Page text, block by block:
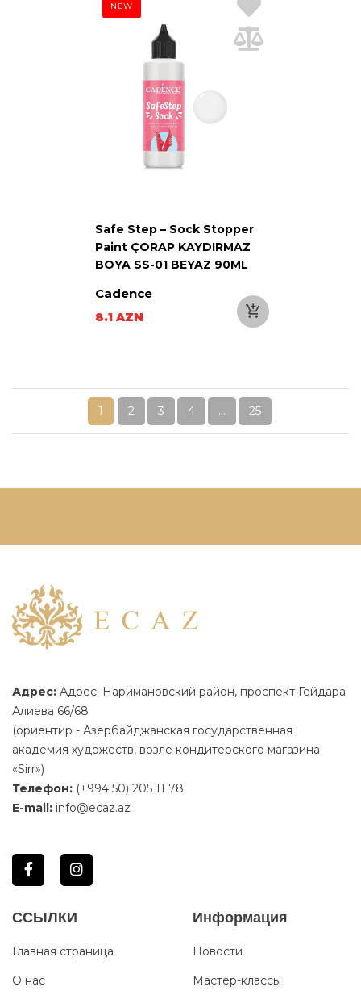
NEW
Safe Step – Sock Stopper
Paint ÇORAP KAYDIRMAZ
BOYA SS-01 BEYAZ 90ML
Cadence
8.1 AZN
1 2 3 4 ... 25
Адрес: Адрес: Наримановский район, проспект Гейдара
Алиева 66/68
(ориентир - Азербайджанская государственная
академия художеств, возле кондитерского магазина
«Sirr»)
Телефон: (+994 50) 205 11 78
E-mail: info@ecaz.az
ССЫЛКИ
Главная страница
О нас
Информация
Новости
Мастер-классы